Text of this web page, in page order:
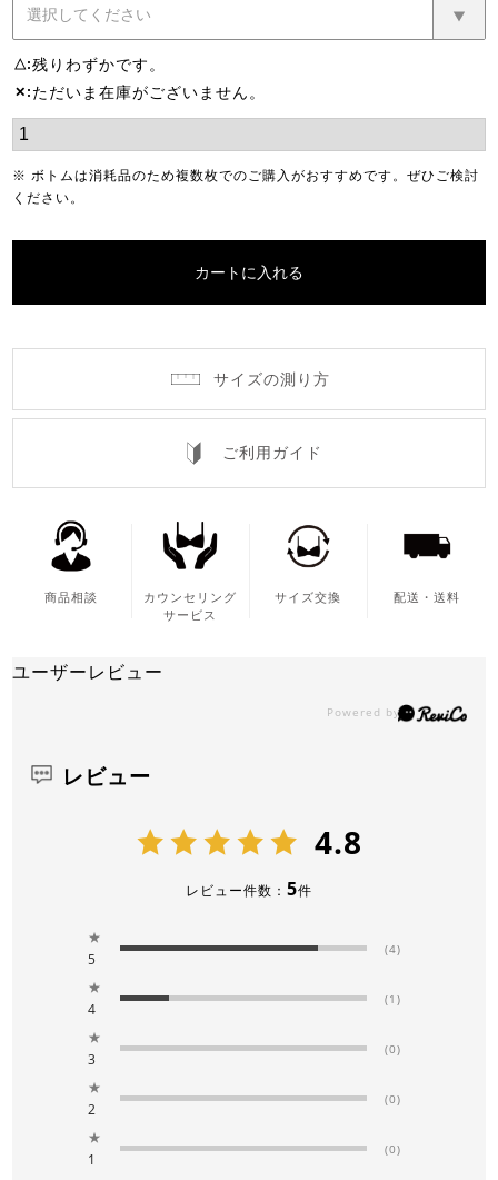
△ 残りわずかです。
✕ ただいま在庫がございません。
※ ボトムは消耗品のため複数枚でのご購入がおすすめです。ぜひご検討
ください。
カートに入れる
サイズの測り方
ご利用ガイド
商品相談
カウンセリング
サービス
サイズ交換 配送・送料
ユーザーレビュー
レビュー
4.8
レビュー件数： 5件
★
5
(4)
★
4
(1)
★
3
(0)
★
2
(0)
★
1
(0)